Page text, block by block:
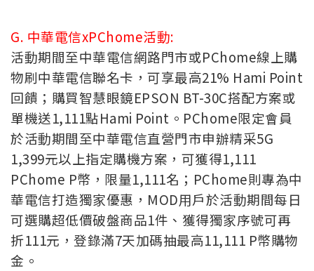
G. 中華電信xPChome活動:
活動期間至中華電信網路門市或PChome線上購
物刷中華電信聯名卡，可享最高21% Hami Point
回饋；購買智慧眼鏡EPSON BT-30C搭配方案或
單機送1,111點Hami Point。PChome限定會員
於活動期間至中華電信直營門市申辦精采5G
1,399元以上指定購機方案，可獲得1,111
PChome P幣，限量1,111名；PChome則專為中
華電信打造獨家優惠，MOD用戶於活動期間每日
可選購超低價破盤商品1件、獲得獨家序號可再
折111元，登錄滿7天加碼抽最高11,111 P幣購物
金。